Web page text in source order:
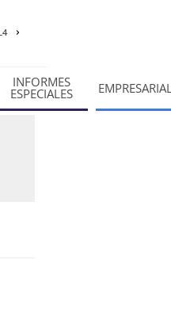
INFORMES
ESPECIALES